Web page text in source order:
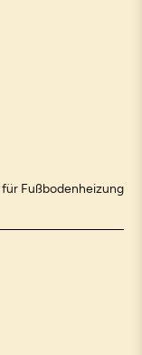
Fußbodenheizung